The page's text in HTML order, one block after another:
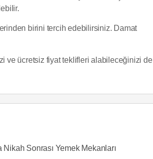
birini tercih edebilirsiniz. Damat
ve ücretsiz fiyat teklifleri alabileceğinizi de
Nikah Sonrası Yemek Mekanları